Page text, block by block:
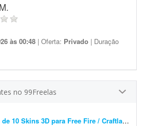
às 00:48 | Oferta: Privado | Duração
no 99Freelas
Rigging e Adaptação de 10 Skins 3D para Free Fire / Craftland Studio